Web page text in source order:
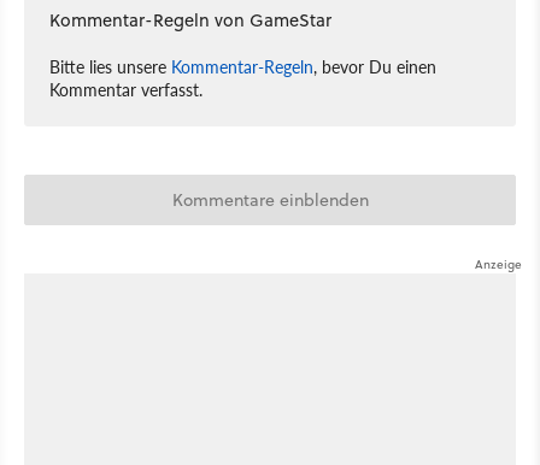
Kommentar-Regeln von GameStar
Bitte lies unsere Kommentar-Regeln, bevor Du einen
Kommentar verfasst.
Kommentare einblenden